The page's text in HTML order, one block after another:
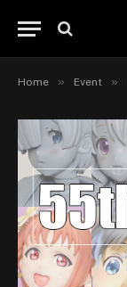
Home » Event »